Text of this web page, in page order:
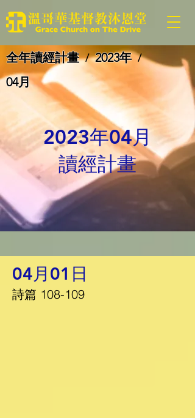
全年讀經計畫 / 2023年 /
04月
2023年04月
讀經計畫
04月01日
詩篇 108-109